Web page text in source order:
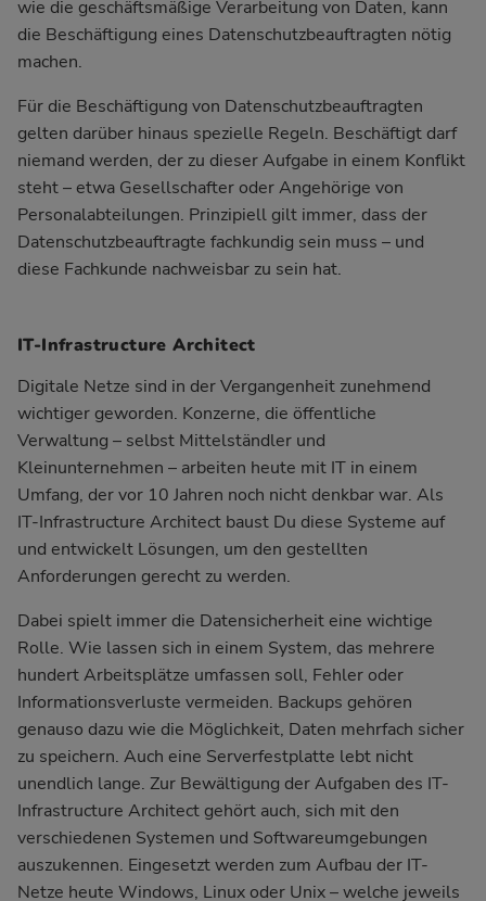
wie die geschäftsmäßige Verarbeitung von Daten, kann
die Beschäftigung eines Datenschutzbeauftragten nötig
machen.
Für die Beschäftigung von Datenschutzbeauftragten
gelten darüber hinaus spezielle Regeln. Beschäftigt darf
niemand werden, der zu dieser Aufgabe in einem Konflikt
steht – etwa Gesellschafter oder Angehörige von
Personalabteilungen. Prinzipiell gilt immer, dass der
Datenschutzbeauftragte fachkundig sein muss – und
diese Fachkunde nachweisbar zu sein hat.
IT-Infrastructure Architect
Digitale Netze sind in der Vergangenheit zunehmend
wichtiger geworden. Konzerne, die öffentliche
Verwaltung – selbst Mittelständler und
Kleinunternehmen – arbeiten heute mit IT in einem
Umfang, der vor 10 Jahren noch nicht denkbar war. Als
IT-Infrastructure Architect baust Du diese Systeme auf
und entwickelt Lösungen, um den gestellten
Anforderungen gerecht zu werden.
Dabei spielt immer die Datensicherheit eine wichtige
Rolle. Wie lassen sich in einem System, das mehrere
hundert Arbeitsplätze umfassen soll, Fehler oder
Informationsverluste vermeiden. Backups gehören
genauso dazu wie die Möglichkeit, Daten mehrfach sicher
zu speichern. Auch eine Serverfestplatte lebt nicht
unendlich lange. Zur Bewältigung der Aufgaben des IT-
Infrastructure Architect gehört auch, sich mit den
verschiedenen Systemen und Softwareumgebungen
auszukennen. Eingesetzt werden zum Aufbau der IT-
Netze heute Windows, Linux oder Unix – welche jeweils